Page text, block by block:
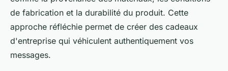
de fabrication et la durabilité du produit. Cette
approche réfléchie permet de créer des cadeaux
d'entreprise qui véhiculent authentiquement vos
messages.